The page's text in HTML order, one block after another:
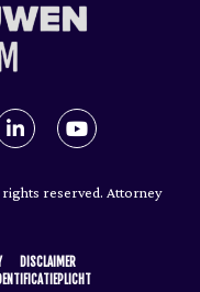
rights reserved. Attorney
DISCLAIMER